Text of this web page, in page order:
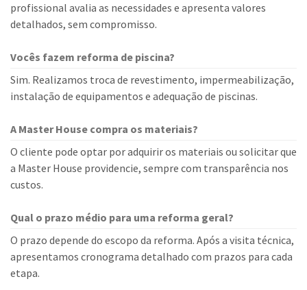
profissional avalia as necessidades e apresenta valores
detalhados, sem compromisso.
Vocês fazem reforma de piscina?
Sim. Realizamos troca de revestimento, impermeabilização,
instalação de equipamentos e adequação de piscinas.
A Master House compra os materiais?
O cliente pode optar por adquirir os materiais ou solicitar que
a Master House providencie, sempre com transparência nos
custos.
Qual o prazo médio para uma reforma geral?
O prazo depende do escopo da reforma. Após a visita técnica,
apresentamos cronograma detalhado com prazos para cada
etapa.